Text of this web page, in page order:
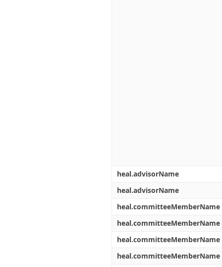
heal.advisorName
heal.advisorName
heal.committeeMemberName
heal.committeeMemberName
heal.committeeMemberName
heal.committeeMemberName